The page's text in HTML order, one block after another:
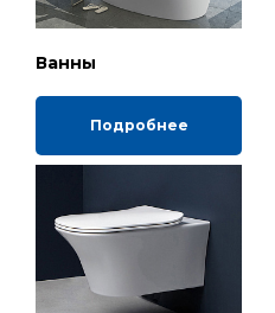
Ванны
Подробнее